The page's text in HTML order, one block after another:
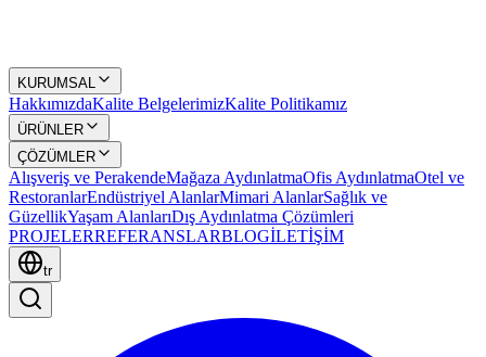
KURUMSAL
HakkımızdaKalite BelgelerimizKalite Politikamız
ÜRÜNLER
ÇÖZÜMLER
Alışveriş ve PerakendeMağaza AydınlatmaOfis AydınlatmaOtel ve
RestoranlarEndüstriyel AlanlarMimari AlanlarSağlık ve
GüzellikYaşam AlanlarıDış Aydınlatma Çözümleri
PROJELERREFERANSLARBLOGİLETİŞİM
tr